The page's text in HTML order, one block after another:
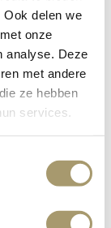
delen we
onze
analyse. Deze
met andere
ze hebben
services.
Detail. Ein
ist das
bei, die